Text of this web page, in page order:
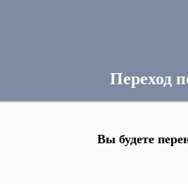
Переход
Вы будете